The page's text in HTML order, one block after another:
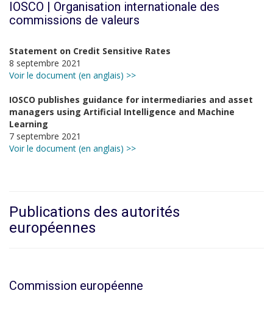
IOSCO | Organisation internationale des
commissions de valeurs
Statement on Credit Sensitive Rates
8 septembre 2021
Voir le document (en anglais) >>
IOSCO publishes guidance for intermediaries and asset
managers using Artificial Intelligence and Machine
Learning
7 septembre 2021
Voir le document (en anglais) >>
Publications des autorités
européennes
Commission européenne